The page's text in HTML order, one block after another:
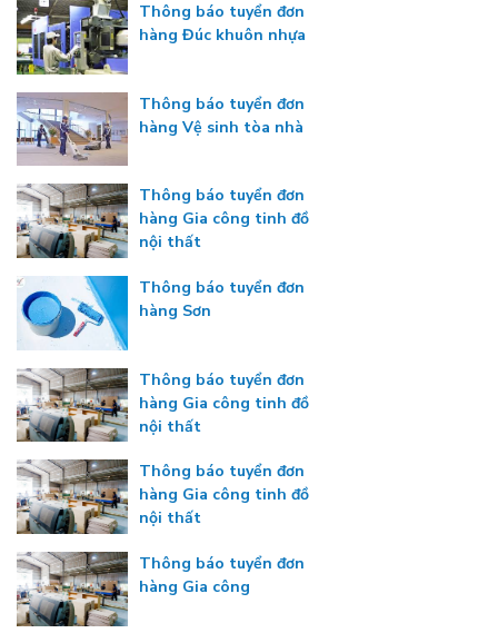
Thông báo tuyển đơn
hàng Đúc khuôn nhựa
Thông báo tuyển đơn
hàng Vệ sinh tòa nhà
Thông báo tuyển đơn
hàng Gia công tinh đồ
nội thất
Thông báo tuyển đơn
hàng Sơn
Thông báo tuyển đơn
hàng Gia công tinh đồ
nội thất
Thông báo tuyển đơn
hàng Gia công tinh đồ
nội thất
Thông báo tuyển đơn
hàng Gia công